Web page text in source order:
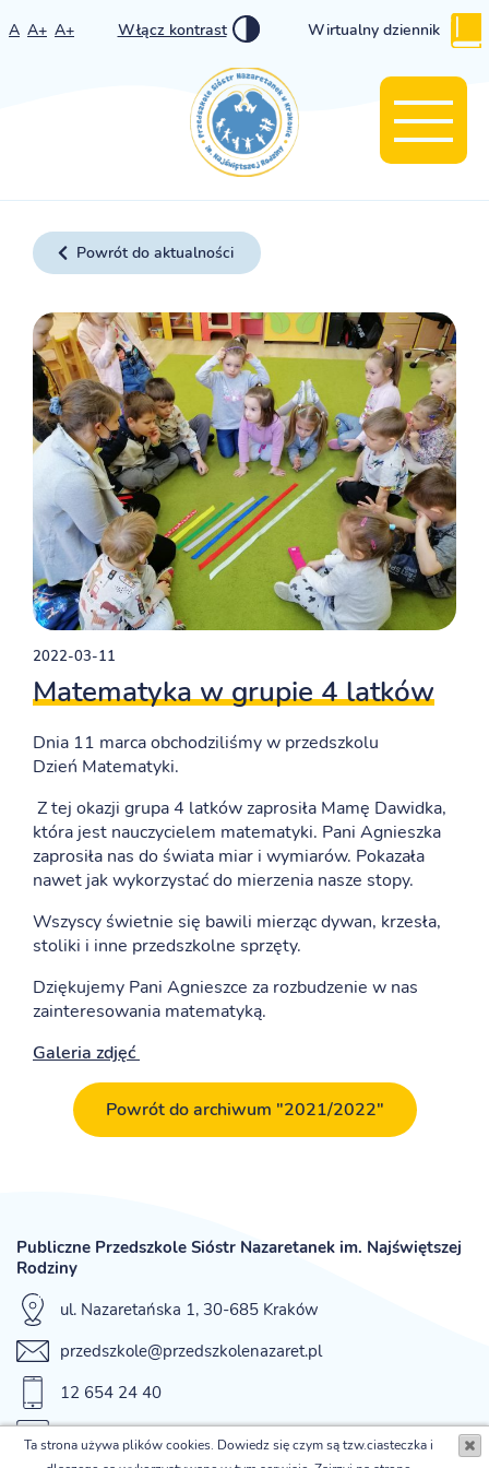
A A+ A+ Włącz kontrast Wirtualny dziennik
Powrót do aktualności
2022-03-11
Matematyka w grupie 4 latków
Dnia 11 marca obchodziliśmy w przedszkolu
Dzień Matematyki.
Z tej okazji grupa 4 latków zaprosiła Mamę Dawidka,
która jest nauczycielem matematyki. Pani Agnieszka
zaprosiła nas do świata miar i wymiarów. Pokazała
nawet jak wykorzystać do mierzenia nasze stopy.
Wszyscy świetnie się bawili mierząc dywan, krzesła,
stoliki i inne przedszkolne sprzęty.
Dziękujemy Pani Agnieszce za rozbudzenie w nas
zainteresowania matematyką.
Galeria zdjęć
Powrót do archiwum "2021/2022"
Publiczne Przedszkole Sióstr Nazaretanek im. Najświętszej
Rodziny
ul. Nazaretańska 1, 30-685 Kraków
przedszkole@przedszkolenazaret.pl
12 654 24 40
fax 12 654 42 12
Ta strona używa plików cookies. Dowiedz się czym są tzw.ciasteczka i